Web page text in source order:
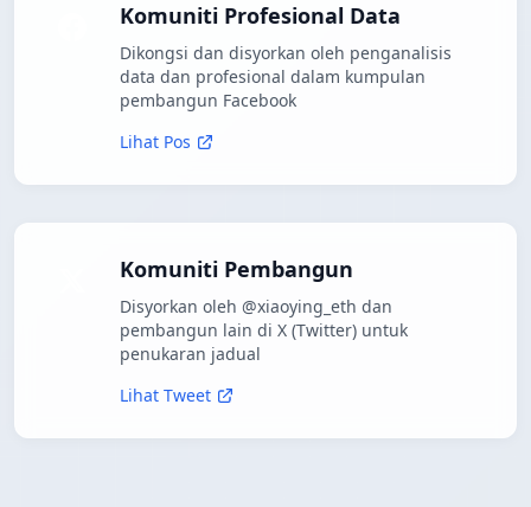
Komuniti Profesional Data
Dikongsi dan disyorkan oleh penganalisis
data dan profesional dalam kumpulan
pembangun Facebook
Lihat Pos
Komuniti Pembangun
Disyorkan oleh @xiaoying_eth dan
pembangun lain di X (Twitter) untuk
penukaran jadual
Lihat Tweet